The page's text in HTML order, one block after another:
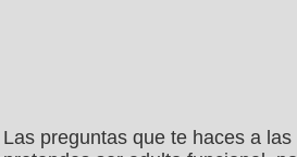
Las preguntas que te haces a